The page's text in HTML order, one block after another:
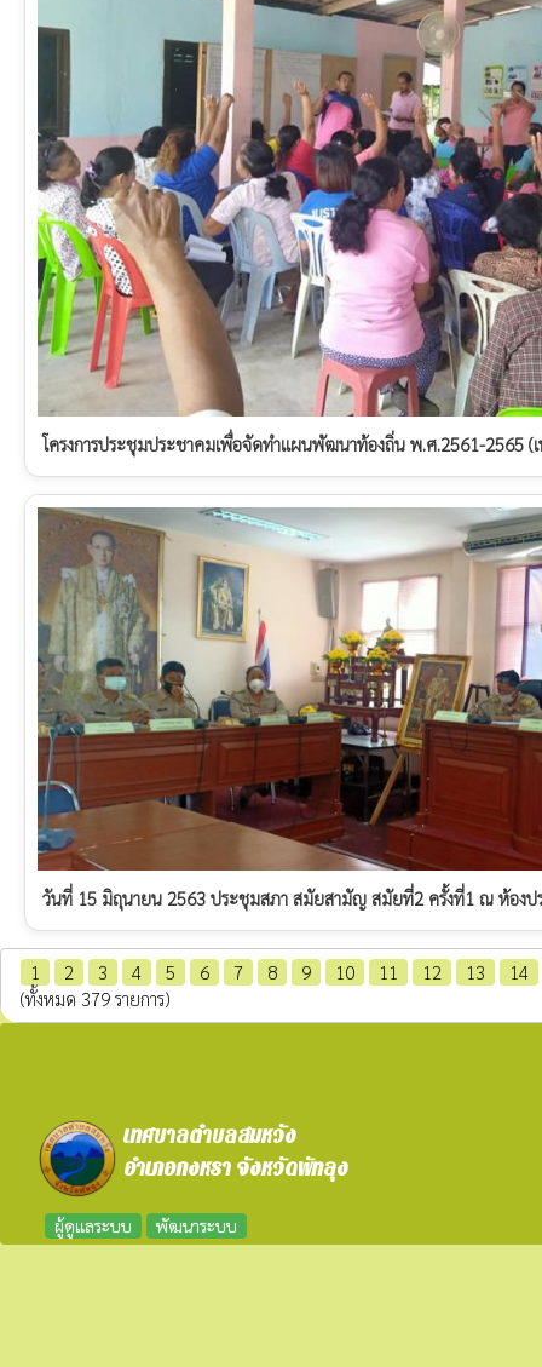
โครงการประชุมประชาคมเพื่อจัดทำแผนพัฒนาท้องถิ่น พ.ศ.2561-2565 (
วันที่ 15 มิถุนายน 2563 ประชุมสภา สมัยสามัญ สมัยที่2 ครั้งที่1 ณ ห้องป
1 2 3 4 5 6 7 8 9 10 11 12 13
14
(ทั้งหมด 379 รายการ)
เทศบาลตำบลสมหวัง
อำเภอกงหรา จังหวัดพัทลุง
ผู้ดูแลระบบ พัฒนาระบบ